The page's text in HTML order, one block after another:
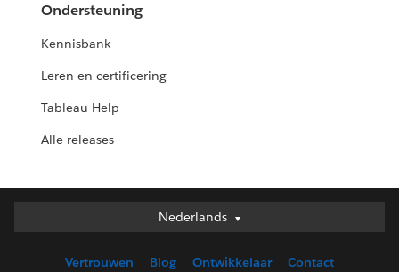
Ondersteuning
Kennisbank
Leren en certificering
Tableau Help
Alle releases
Nederlands
Nederlands
English (UK)
Vertrouwen Blog Ontwikkelaar Contact